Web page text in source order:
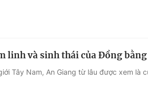
linh và sinh thái của Đồng
Tây Nam, An Giang từ lâu được xem là